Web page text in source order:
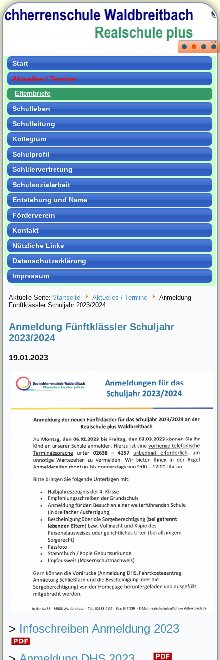
Start
Aktuelles / Termine
Elternbriefe
Schulleben
Schulleitung
Kollegium
Schulprofil
Schülervertretung
Schulsozialarbeit
Entstehung und Name
Förderverein
Kontakt
Nützliche Links
Datenschutzerklärung
Impressum
Aktuelle Seite:Startseite Aktuelles / Termine
Anmeldung
Fünftklässler Schuljahr 2023/2024
Anmeldung Fünftklässler Schuljahr
2023/2024
19.01.2023
> Infoschreiben Anmeldung 2023